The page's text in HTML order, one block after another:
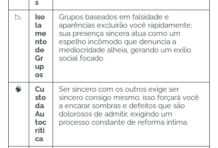
s
📉
Iso
la
me
nto
de
Gr
up
os
Grupos baseados em falsidade e
aparências excluirão você rapidamente;
sua presença sincera atua como um
espelho incômodo que denuncia a
mediocridade alheia, gerando um exílio
social focado.
🧠
Cu
sto
da
Au
toc
ríti
ca
Ser sincero com os outros exige ser
sincero consigo mesmo; isso forçará você
a encarar sombras e defeitos que são
dolorosos de admitir, exigindo um
processo constante de reforma íntima.